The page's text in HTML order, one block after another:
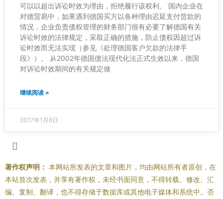
可以以超出诉讼时效为理由，拒绝履行该权利。 国内企业在
对德贸易中，如果遇到德国买方以各种理由迟延支付货款的
情况，企业负责债权管理的财务部门很有必要了解德国有关
诉讼时效的法律规定，采取正确的措施，防止债权因超过诉
讼时效而无法实现（参见《处理德国客户欠款的法律手
段》）。 从2002年德国债法现代化法正式生效以来，德国
对诉讼时效期间的有关规定做
继续阅读 »
2017年1月6日
著作权声明： 本网站所发表的文章和图片，均由网站所有者原创，在
本站首次发表，并享有著作权，未经书面同意，不得转载、修改、汇
编、复制、翻译，也不得存储于数据库或其他电子媒体和系统中。否